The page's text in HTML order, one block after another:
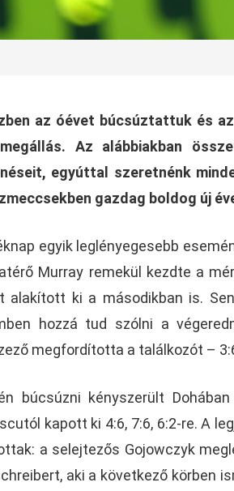
az óévet búcsúztattuk és
Az alábbiakban
egyúttal szeretnénk
gazdag boldog új
egyik leglényegesebb
Murray remekül kezdte a
alakított ki a másodikban is.
hozzá tud szólni a
megfordította a találkozót –
búcsúzni kényszerült
kapott ki 4:6, 7:6, 6:2-re. A
a selejtezős Gojowczyk
aki a következő körben